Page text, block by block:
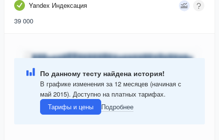
Yandex Индексация
39 000
По данному тесту найдена история!
В графике изменения за 12 месяцев (начиная с
май 2015). Доступно на платных тарифах.
Тарифы и цены
Подробнее